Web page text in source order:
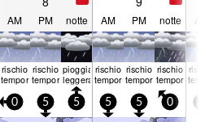
AM PM notte AM PM notte
rischio
temporale
rischio
temporale
pioggia
leggera
rischio
temporale
rischio
temporale
rischio
temporale
0 5 5 5 5 0